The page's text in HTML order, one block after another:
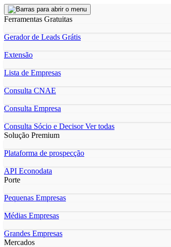
Ferramentas Gratuitas
Gerador de Leads Grátis
Extensão
Lista de Empresas
Consulta CNAE
Consulta Empresa
Consulta Sócio e DecisorVer todas
Solução Premium
Plataforma de prospecção
API Econodata
Porte
Pequenas Empresas
Médias Empresas
Grandes Empresas
Mercados